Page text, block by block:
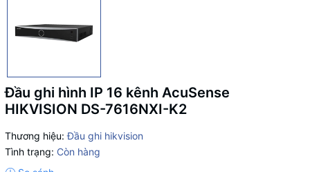
Đầu ghi hình IP 16 kênh AcuSense
HIKVISION DS-7616NXI-K2
Thương hiệu: Đầu ghi hikvision
Tình trạng: Còn hàng